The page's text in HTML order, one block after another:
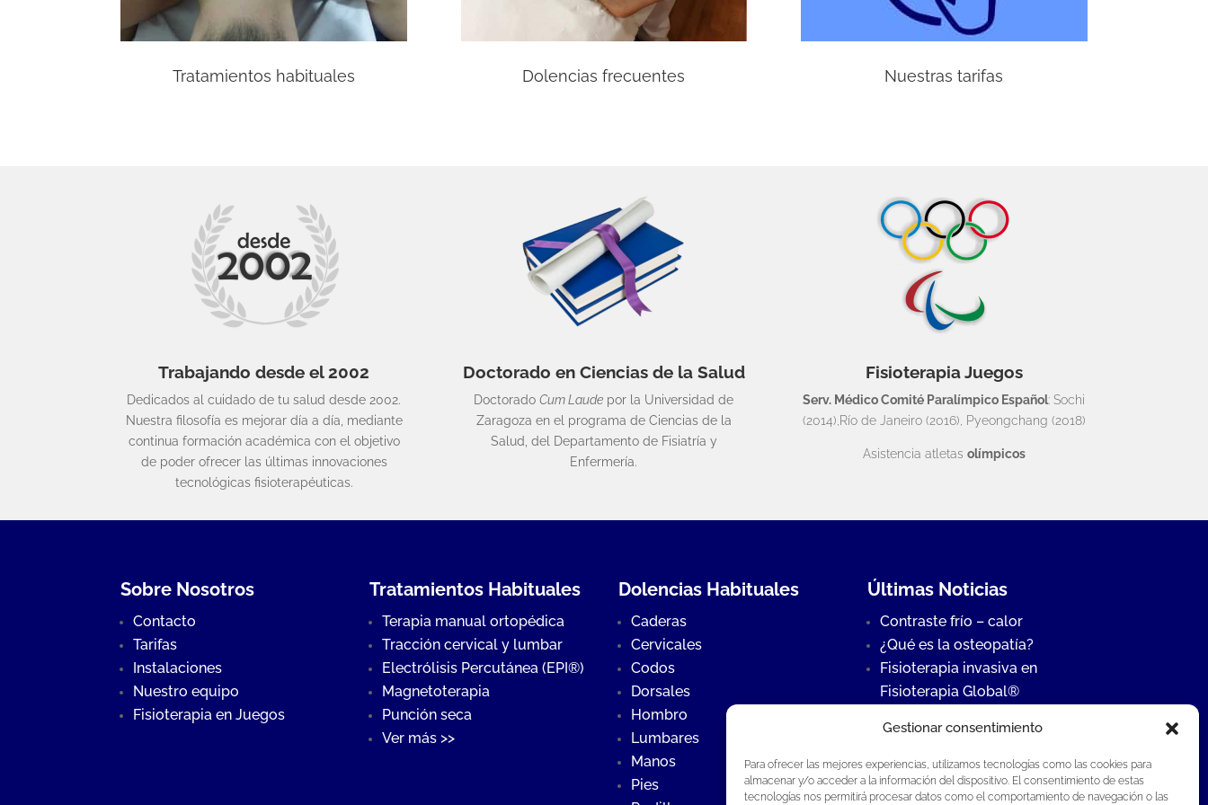
Gestionar consentimiento
Para ofrecer las mejores experiencias, utilizamos tecnologías como las cookies para
almacenar y/o acceder a la información del dispositivo. El consentimiento de estas
tecnologías nos permitirá procesar datos como el comportamiento de navegación o las
Tratamientos habituales Dolencias frecuentes Nuestras tarifas
Trabajando desde el 2002
Dedicados al cuidado de tu salud desde 2002.
Nuestra filosofía es mejorar día a día, mediante
continua formación académica con el objetivo
de poder ofrecer las últimas innovaciones
tecnológicas fisioterapéuticas.
Doctorado en Ciencias de la Salud
DoctoradoCum Laude por la Universidad de
Zaragoza en el programa de Ciencias de la
Salud, del Departamento de Fisiatría y
Enfermería.
Fisioterapia Juegos
Serv. Médico Comité Paralímpico Español: Sochi
(2014),Río de Janeiro (2016), Pyeongchang (2018)
Asistencia atletas olímpicos
Sobre Nosotros
Contacto
Tarifas
Instalaciones
Nuestro equipo
Fisioterapia en Juegos
Tratamientos Habituales
Terapia manual ortopédica
Tracción cervical y lumbar
Electrólisis Percutánea (EPI®)
Magnetoterapia
Punción seca
Ver más >>
Dolencias Habituales
Caderas
Cervicales
Codos
Dorsales
Hombro
Lumbares
Manos
Pies
Últimas Noticias
Contraste frío – calor
¿Qué es la osteopatía?
Fisioterapia invasiva en
Fisioterapia Global®